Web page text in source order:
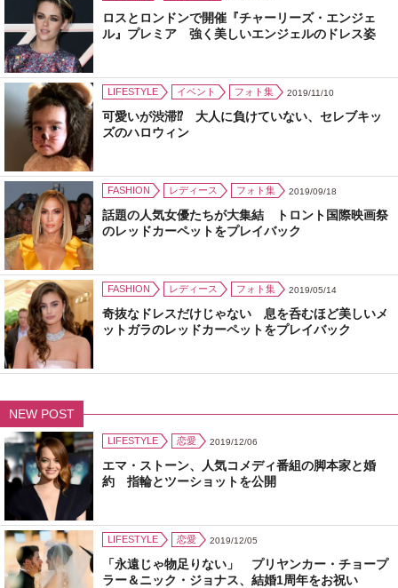
ロスとロンドンで開催『チャーリーズ・エンジェ
ル』プレミア 強く美しいエンジェルのドレス姿
LIFESTYLE イベント フォト集 2019/11/10
可愛いが渋滞⁉ 大人に負けていない、セレブキッ
ズのハロウィン
FASHION レディース フォト集 2019/09/18
話題の人気女優たちが大集結 トロント国際映画祭
のレッドカーペットをプレイバック
FASHION レディース フォト集 2019/05/14
奇抜なドレスだけじゃない 息を呑むほど美しいメ
ットガラのレッドカーペットをプレイバック
NEW POST
LIFESTYLE 恋愛 2019/12/06
エマ・ストーン、人気コメディ番組の脚本家と婚
約 指輪とツーショットを公開
LIFESTYLE 恋愛 2019/12/05
「永遠じゃ物足りない」 プリヤンカー・チョープ
ラー＆ニック・ジョナス、結婚1周年をお祝い